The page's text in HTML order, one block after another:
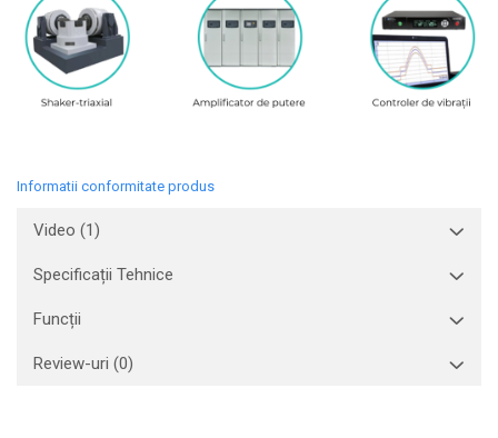
Informatii conformitate produs
Video (1)
Specificații Tehnice
Funcții
Review-uri (0)